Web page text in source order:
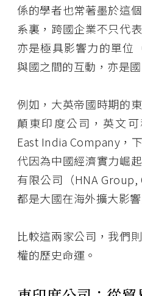
係的學者也常著墨於這
系裏，跨國企業不只代
亦是極具影響力的單
與國之間的互動，亦是
例如，大英帝國時期的
顛東印度公司，英文
East India Company，
代因為中國經濟實力崛
有限公司（HNA Group,
都是大國在海外擴大影
比較這兩家公司，我們
權的歷史命運。